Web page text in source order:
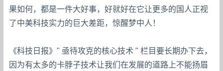
果如何，都是一件大好事，好就好在它让更多的国人正视
了中美科技实力的巨大差距，惊醒梦中人！
《科技日报》" 亟待攻克的核心技术 " 栏目要长期办下去，
因为有太多的卡脖子技术让我们在发展的道路上不能扬眉